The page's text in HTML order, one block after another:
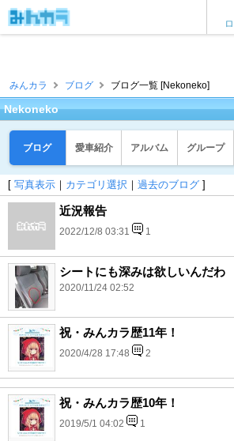
みんカラ ブログ ブログ一覧 [Nekoneko]
Nekoneko
ブログ 愛車紹介 アルバム グループ
[ 写真表示 ｜ カテゴリ選択 ｜ 過去のブログ ]
近況報告
2022/12/8 03:31 1
シートにも深みは欲しいんだわ
2020/11/24 02:52
祝・みんカラ歴11年！
2020/4/28 17:48 2
祝・みんカラ歴10年！
2019/5/1 04:02 1